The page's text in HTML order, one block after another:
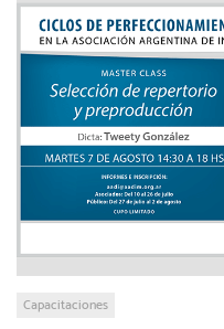
Capacitaciones